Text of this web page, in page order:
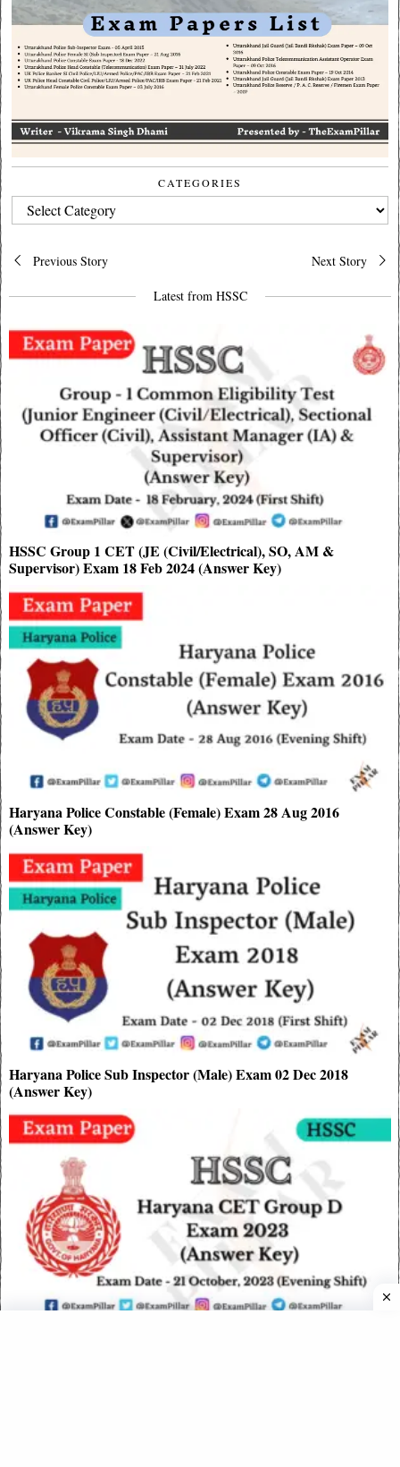
CATEGORIES
CATEGORIES
Post
navigation
Previous Story Next Story
Latest from HSSC
HSSC Group 1 CET (JE (Civil/Electrical), SO, AM &
Supervisor) Exam 18 Feb 2024 (Answer Key)
Haryana Police Constable (Female) Exam 28 Aug 2016
(Answer Key)
Haryana Police Sub Inspector (Male) Exam 02 Dec 2018
(Answer Key)